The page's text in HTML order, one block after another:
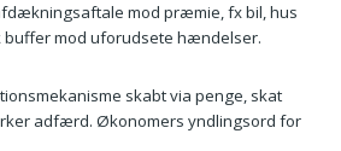
mod præmie, fx bil, hus
buffer mod uforudsete hændelser.
skabt via penge, skat
adfærd. Økonomers yndlingsord for